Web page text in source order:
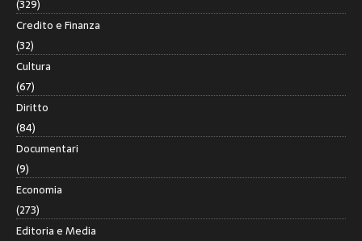
(329)
Credito e Finanza
(32)
Cultura
(67)
Diritto
(84)
Documentari
(9)
Economia
(273)
Editoria e Media